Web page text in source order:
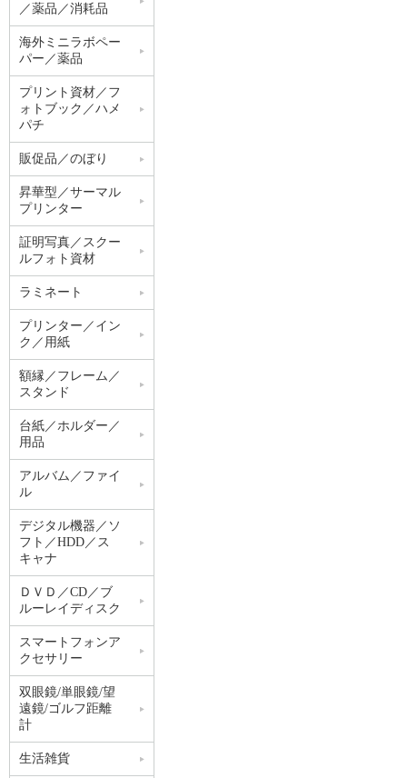
／薬品／消耗品
海外ミニラボペー
パー／薬品
プリント資材／フ
ォトブック／ハメ
パチ
販促品／のぼり
昇華型／サーマル
プリンター
証明写真／スクー
ルフォト資材
ラミネート
プリンター／イン
ク／用紙
額縁／フレーム／
スタンド
台紙／ホルダー／
用品
アルバム／ファイ
ル
デジタル機器／ソ
フト／HDD／ス
キャナ
ＤＶＤ／CD／ブ
ルーレイディスク
スマートフォンア
クセサリー
双眼鏡/単眼鏡/望
遠鏡/ゴルフ距離
計
生活雑貨